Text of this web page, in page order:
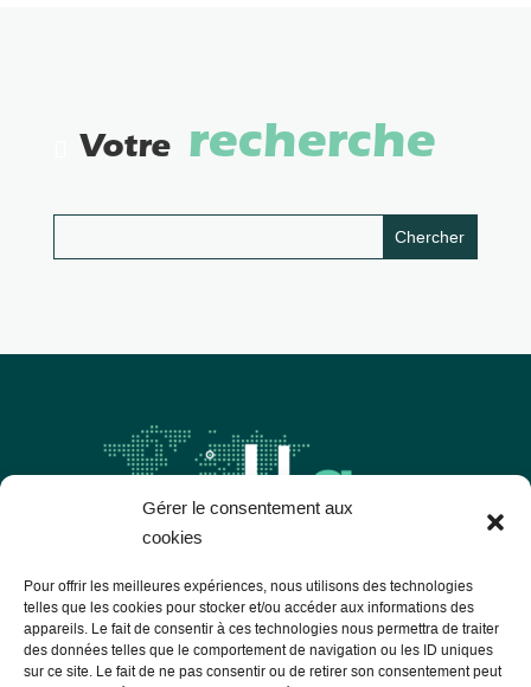
Gérer le consentement aux
cookies
Pour offrir les meilleures expériences, nous utilisons des technologies
telles que les cookies pour stocker et/ou accéder aux informations des
appareils. Le fait de consentir à ces technologies nous permettra de traiter
des données telles que le comportement de navigation ou les ID uniques
sur ce site. Le fait de ne pas consentir ou de retirer son consentement peut
Votrerecherche
Les Libres Géographes